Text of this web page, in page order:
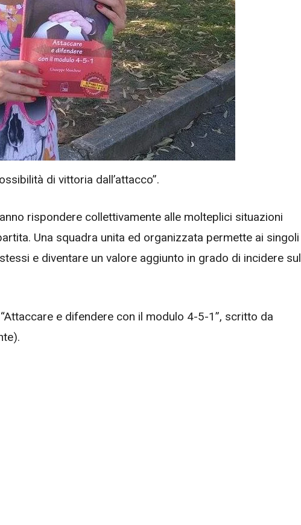
di vittoria dall’attacco”.
rispondere collettivamente alle molteplici situazioni
Una squadra unita ed organizzata permette ai singoli
e diventare un valore aggiunto in grado di incidere sul
e difendere con il modulo 4-5-1”, scritto da